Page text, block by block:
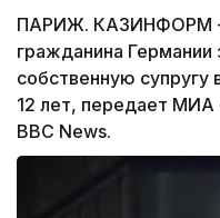
ПАРИЖ. КАЗИНФОРМ -
гражданина
собственную супругу
12 лет, передает МИА
BBC News.